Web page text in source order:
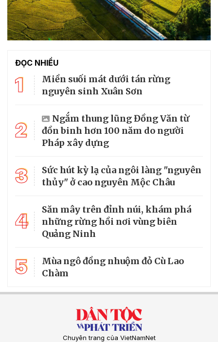
ĐỌC NHIỀU
1
Miền suối mát dưới tán rừng
nguyên sinh Xuân Sơn
2
Ngắm thung lũng Đồng Văn từ
đồn binh hơn 100 năm do người
Pháp xây dựng
3
Sức hút kỳ lạ của ngôi làng "nguyên
thủy" ở cao nguyên Mộc Châu
4
Săn mây trên đỉnh núi, khám phá
những rừng hồi nơi vùng biên
Quảng Ninh
5
Mùa ngô đồng nhuộm đỏ Cù Lao
Chàm
Chuyên trang của VietNamNet